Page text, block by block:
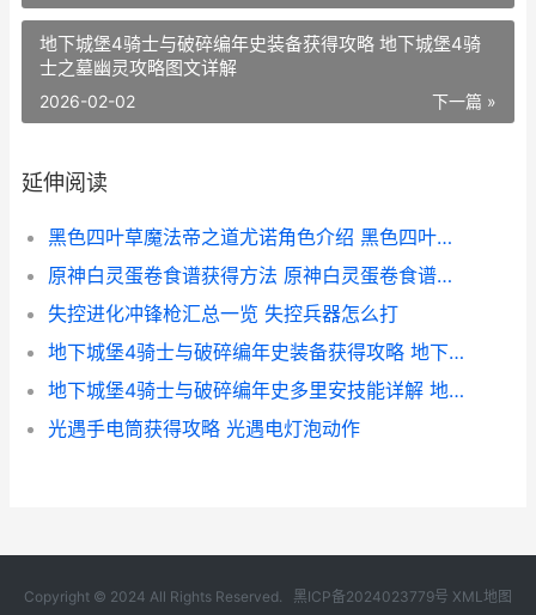
地下城堡4骑士与破碎编年史装备获得攻略 地下城堡4骑
士之墓幽灵攻略图文详解
下一篇 »
2026-02-02
延伸阅读
黑色四叶草魔法帝之道尤诺角色介绍 黑色四叶草魔法帝之剑
原神白灵蛋卷食谱获得方法 原神白灵蛋卷食谱如何获得
失控进化冲锋枪汇总一览 失控兵器怎么打
地下城堡4骑士与破碎编年史装备获得攻略 地下城堡4骑士之墓幽灵攻略图文详解
地下城堡4骑士与破碎编年史多里安技能详解 地下城堡4骑士与破碎编年史阵容推荐
光遇手电筒获得攻略 光遇电灯泡动作
Copyright © 2024 All Rights Reserved. 黑ICP备2024023779号 XML地图